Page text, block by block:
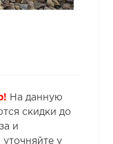
На данную
скидки до
и
у